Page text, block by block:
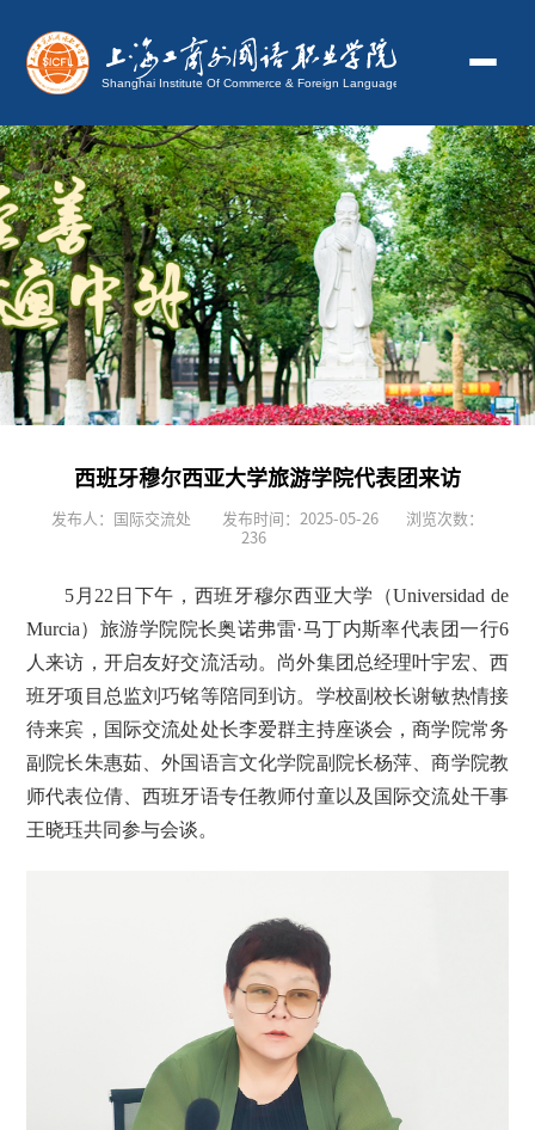
西班牙穆尔西亚大学旅游学院代表团来访
发布人：国际交流处 发布时间：2025-05-26
浏览次数：
236
5月22日下午，西班牙穆尔西亚大学（Universidad de
Murcia）旅游学院院长奥诺弗雷·马丁内斯率代表团一行6
人来访，开启友好交流活动。尚外集团总经理叶宇宏、西
班牙项目总监刘巧铭等陪同到访。学校副校长谢敏热情接
待来宾，国际交流处处长李爱群主持座谈会，商学院常务
副院长朱惠茹、外国语言文化学院副院长杨萍、商学院教
师代表位倩、西班牙语专任教师付童以及国际交流处干事
王晓珏共同参与会谈。